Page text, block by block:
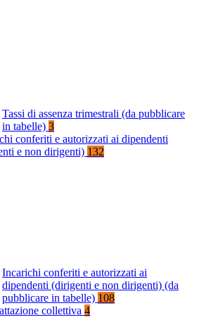
Tassi di assenza trimestrali (da pubblicare
in tabelle) 3
conferiti e autorizzati ai dipendenti
e non dirigenti) 132
Incarichi conferiti e autorizzati ai
dipendenti (dirigenti e non dirigenti) (da
pubblicare in tabelle) 108
collettiva 4